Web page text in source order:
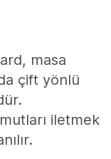
masa
çift yönlü
iletmek